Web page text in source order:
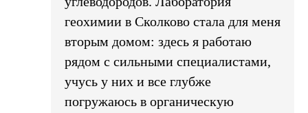
геохимии в Сколково стала для меня
вторым домом: здесь я работаю
рядом с сильными специалистами,
учусь у них и все глубже
погружаюсь в органическую